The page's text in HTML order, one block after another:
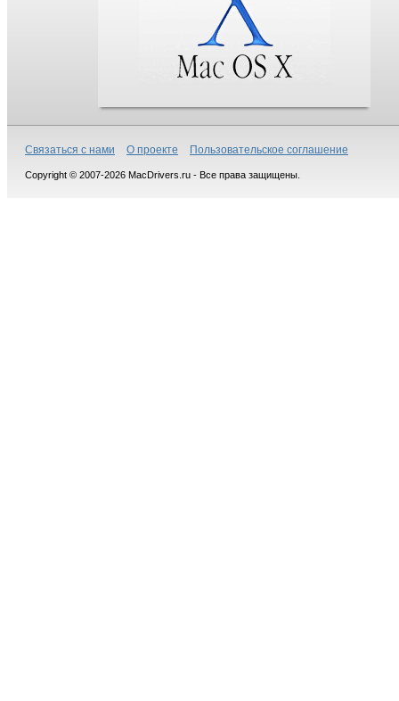
Связаться с нами О проекте Пользовательское соглашение
Copyright © 2007-2026 MacDrivers.ru - Все права защищены.